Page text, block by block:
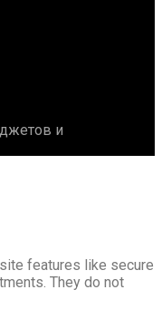
и
features like secure
They do not